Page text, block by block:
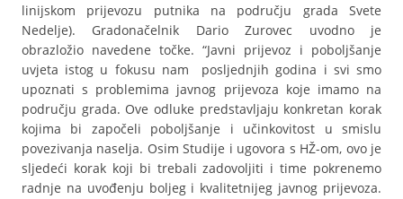
linijskom prijevozu putnika na području grada Svete
Nedelje). Gradonačelnik Dario Zurovec uvodno je
obrazložio navedene točke. “Javni prijevoz i poboljšanje
uvjeta istog u fokusu nam posljednjih godina i svi smo
upoznati s problemima javnog prijevoza koje imamo na
području grada. Ove odluke predstavljaju konkretan korak
kojima bi započeli poboljšanje i učinkovitost u smislu
povezivanja naselja. Osim Studije i ugovora s HŽ-om, ovo je
sljedeći korak koji bi trebali zadovoljiti i time pokrenemo
radnje na uvođenju boljeg i kvalitetnijeg javnog prijevoza.